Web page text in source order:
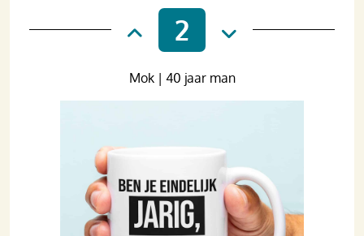
2
Mok | 40 jaar man